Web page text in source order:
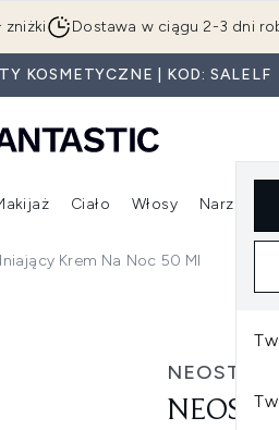
do głównej treści
zniżki Dostawa w ciągu 2-3 dni
KOSMETYCZNE | KOD: SALELF
Wejdź do podmenu (Pielęgnacja twarzy)
Wejdź do podmenu (Nowości)Wejdź do podmenu (Makijaż)
Ciało Włosy Narzędzia
Krem Na Noc 50 Ml